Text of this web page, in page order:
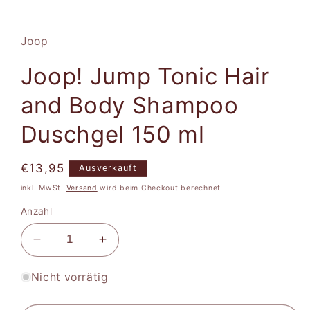
Modal
öffnen
Joop
Joop! Jump Tonic Hair
and Body Shampoo
Duschgel 150 ml
Normaler
Preis
€13,95 Ausverkauft
inkl. MwSt. Versand wird beim Checkout berechnet
Anzahl
Verringere
die
Menge
Joop!
Erhöhe
die
Menge
Joop!
Nicht vorrätig